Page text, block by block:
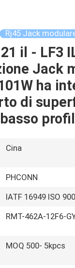
Rj45 Jack
il ‐ LF3
Jack
ha
di
basso
Cina
PHCONN
IATF 16949 ISO
RMT-462A-12F6-
MOQ 500- 5kpcs